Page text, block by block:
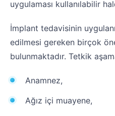
uygulaması kullanılabilir
İmplant tedavisinin
edilmesi gereken birçok
bulunmaktadır. Tetkik
Anamnez,
Ağız içi muayene,